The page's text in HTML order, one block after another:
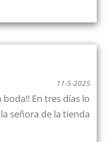
11-5-2025
En tres días lo
señora de la tienda